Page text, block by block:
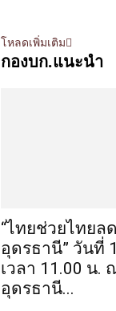
โหลดเพิ่มเติม
กองบก.แนะนำ
“ไทยช่วยไทยล
อุดรธานี” วันที่
เวลา 11.00 น.
อุดรธานี...